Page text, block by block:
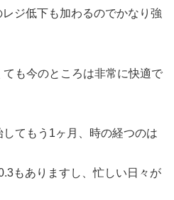
ジ低下も加わるのでかなり強
も今のところは非常に快適で
てもう1ヶ月、時の経つのは
もありますし、忙しい日々が